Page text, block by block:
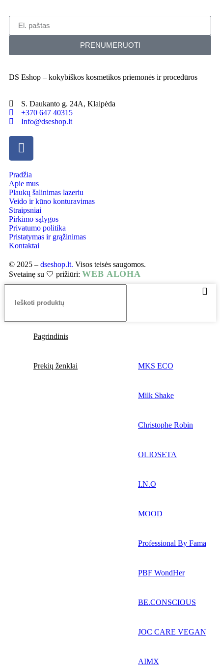
PRENUMERUOTI
DS Eshop – kokybiškos kosmetikos priemonės ir procedūros
S. Daukanto g. 24A, Klaipėda
+370 647 40315
Info@dseshop.lt
Pradžia
Apie mus
Plaukų šalinimas lazeriu
Veido ir kūno konturavimas
Straipsniai
Pirkimo sąlygos
Privatumo politika
Pristatymas ir grąžinimas
Kontaktai
© 2025 – dseshop.lt. Visos teisės saugomos.
Svetainę su 🤍 prižiūri: WEB ALOHA
Pagrindinis
Prekių ženklai MKS ECO
Milk Shake
Christophe Robin
OLIOSETA
I.N.O
MOOD
Professional By Fama
PBF WondHer
BE.CONSCIOUS
JOC CARE VEGAN
AIMX